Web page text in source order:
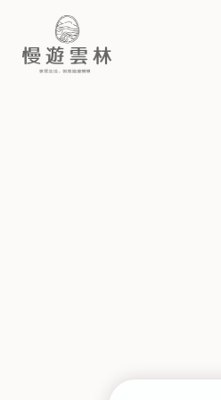
節慶活動
慢遊雲林，享受生活 就是這麼簡單